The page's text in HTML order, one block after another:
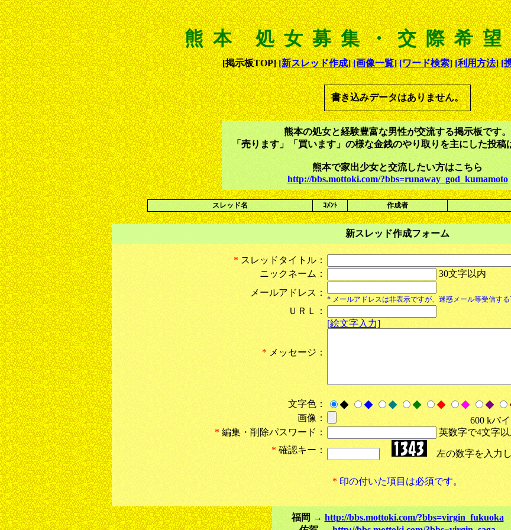
熊本 処女募集・交際希
[掲示板TOP][新スレッド作成] [画像一覧] [ワード検索] [利用方法] [
書き込みデータはありません。
熊本の処女と経験豊富な男性が交流する掲示板です。
「売ります」「買います」の様な金銭のやり取りを主にした投稿
熊本で家出少女と交流したい方はこちら
http://bbs.mottoki.com/?bbs=runaway_god_kumamoto
スレッド名 ｺﾒﾝﾄ 作成者
新スレッド作成フォーム
* スレッドタイトル：
ニックネーム：
30文字以内
メールアドレス：
* メールアドレスは非表示ですが、迷惑メール等受信する
ＵＲＬ：
* メッセージ：
[絵文字入力]
文字色：
◆ ◆ ◆ ◆ ◆ ◆ ◆
画像：
600 kバ
* 編集・削除パスワード：
英数字で4文字
* 確認キー： 左の数字を入力
* 印の付いた項目は必須です。
福岡 → http://bbs.mottoki.com/?bbs=virgin_fukuoka